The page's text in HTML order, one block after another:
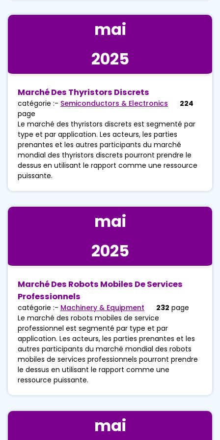
mai
2025
Marché Des Thyristors Discrets
catégorie :- Semiconductors & Electronics
224
page
Le marché des thyristors discrets est segmenté par
type et par application. Les acteurs, les parties
prenantes et les autres participants du marché
mondial des thyristors discrets pourront prendre le
dessus en utilisant le rapport comme une ressource
puissante.
mai
2025
Marché Des Robots Mobiles De Services
Professionnels
catégorie :- Machinery & Equipment 232 page
Le marché des robots mobiles de service
professionnel est segmenté par type et par
application. Les acteurs, les parties prenantes et les
autres participants du marché mondial des robots
mobiles de services professionnels pourront prendre
le dessus en utilisant le rapport comme une
ressource puissante.
mai